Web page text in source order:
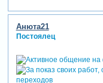
Анюта21
Постоялец